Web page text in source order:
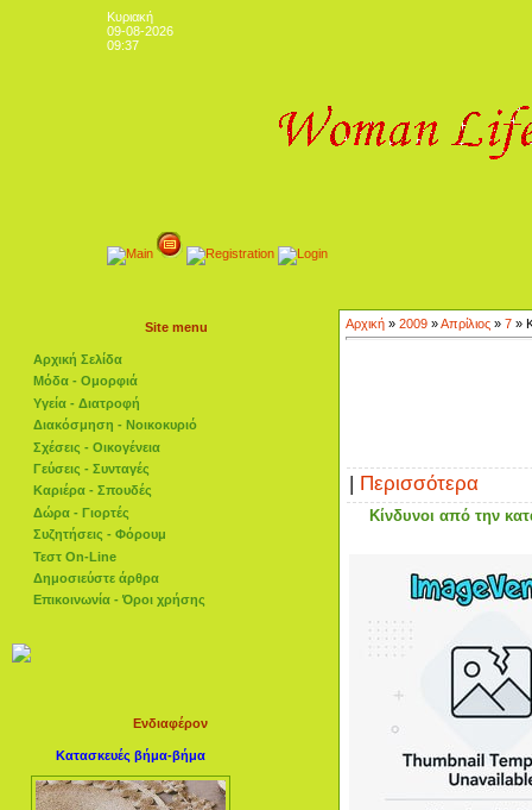
Κυριακή
09-08-2026
09:37
Site menu
Αρχική Σελίδα
Μόδα - Ομορφιά
Υγεία - Διατροφή
Διακόσμηση - Νοικοκυριό
Σχέσεις - Οικογένεια
Γεύσεις - Συνταγές
Καριέρα - Σπουδές
Δώρα - Γιορτές
Συζητήσεις - Φόρουμ
Τεστ On-Line
Δημοσιεύστε άρθρα
Επικοινωνία - Όροι χρήσης
Ενδιαφέρον
Κατασκευές βήμα-βήμα
Αρχική » 2009 »Απρίλιος » 7 »
Περισσότερα
Κίνδυνοι από την